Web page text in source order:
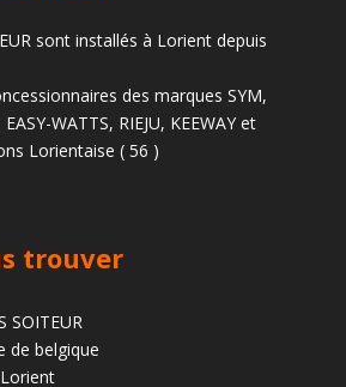
sont installés à Lorient depuis
des marques SYM,
WATTS, RIEJU, KEEWAY et
Lorientaise ( 56 )
trouver
SOITEUR
de belgique